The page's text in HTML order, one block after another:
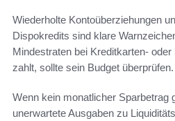
Wiederholte Kontoüberziehungen
Dispokredits sind klare
Mindestraten bei Kreditkarten-
zahlt, sollte sein Budget überprüfen.
Wenn kein monatlicher Sparbetrag
unerwartete Ausgaben zu